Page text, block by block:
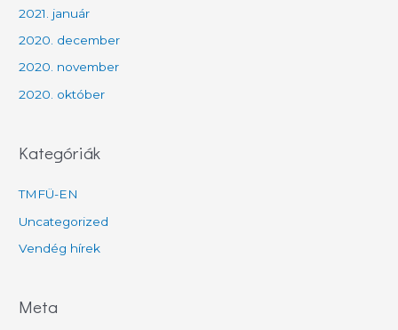
2021. január
2020. december
2020. november
2020. október
Kategóriák
TMFÜ-EN
Uncategorized
Vendég hírek
Meta